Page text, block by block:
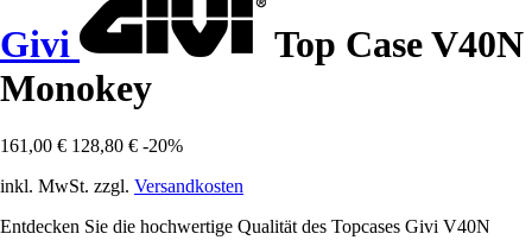
Givi
Top Case V40N
Monokey
161,00 € 128,80 € -20%
inkl. MwSt. zzgl. Versandkosten
Entdecken Sie die hochwertige Qualität des Topcases Givi V40N